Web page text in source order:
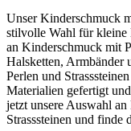
Unser Kinderschmuck
stilvolle Wahl für kleine
an Kinderschmuck mit
Halsketten, Armbänder
Perlen und
Materialien gefertigt
jetzt unsere Auswahl
Strasssteinen und